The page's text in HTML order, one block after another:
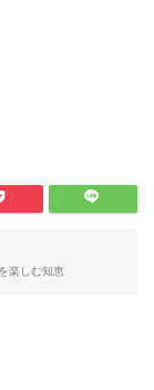
楽しむ知恵